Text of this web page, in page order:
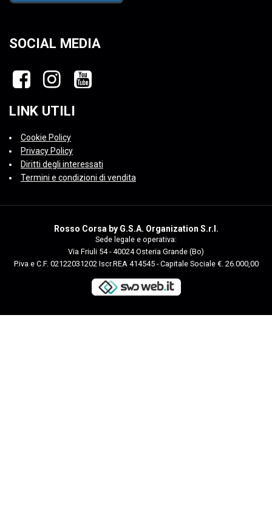
SOCIAL MEDIA
LINK UTILI
Cookie Policy
Privacy Policy
Diritti degli interessati
Termini e condizioni di vendita
Rosso Corsa by G.S.A. Organization S.r.l.
Sede legale e operativa:
Via Friuli 54 - 40024 Osteria Grande (Bo)
P.iva e C.F. 02122031202 Iscr.REA 414545 - Capitale Sociale €. 26.000,00